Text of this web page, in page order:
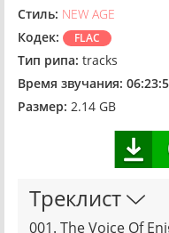
Стиль: NEW AGE
Кодек:
FLAC
Тип рипа: tracks
Время звучания:
Размер: 2.14 GB
Треклист
001. The Voice Of